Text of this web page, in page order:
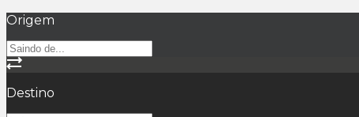
Origem
Destino